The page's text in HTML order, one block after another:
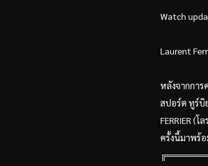
Watch
Laurent
หลังจากการ
สปอร์ต ทูร์บิ
FERRIER (
ครั้งนี้มาพร้